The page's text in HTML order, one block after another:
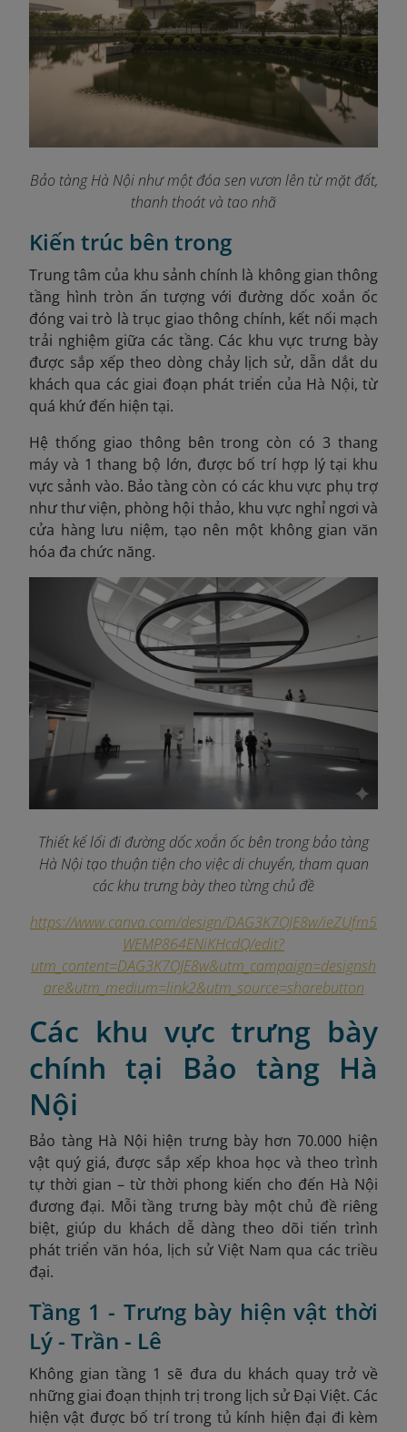
Bảo tàng Hà Nội như một đóa sen vươn lên từ mặt đất,
thanh thoát và tao nhã
Kiến trúc bên trong
Trung tâm của khu sảnh chính là không gian thông
tầng hình tròn ấn tượng với đường dốc xoắn ốc
đóng vai trò là trục giao thông chính, kết nối mạch
trải nghiệm giữa các tầng. Các khu vực trưng bày
được sắp xếp theo dòng chảy lịch sử, dẫn dắt du
khách qua các giai đoạn phát triển của Hà Nội, từ
quá khứ đến hiện tại.
Hệ thống giao thông bên trong còn có 3 thang
máy và 1 thang bộ lớn, được bố trí hợp lý tại khu
vực sảnh vào. Bảo tàng còn có các khu vực phụ trợ
như thư viện, phòng hội thảo, khu vực nghỉ ngơi và
cửa hàng lưu niệm, tạo nên một không gian văn
hóa đa chức năng.
Thiết kế lối đi đường dốc xoắn ốc bên trong bảo tàng
Hà Nội tạo thuận tiện cho việc di chuyển, tham quan
các khu trưng bày theo từng chủ đề
https://www.canva.com/design/DAG3K7OJE8w/ieZUfm5
WEMP864ENiKHcdQ/edit?
utm_content=DAG3K7OJE8w&utm_campaign=designsh
are&utm_medium=link2&utm_source=sharebutton
Các khu vực trưng bày
chính tại Bảo tàng Hà
Nội
Bảo tàng Hà Nội hiện trưng bày hơn 70.000 hiện
vật quý giá, được sắp xếp khoa học và theo trình
tự thời gian – từ thời phong kiến cho đến Hà Nội
đương đại. Mỗi tầng trưng bày một chủ đề riêng
biệt, giúp du khách dễ dàng theo dõi tiến trình
phát triển văn hóa, lịch sử Việt Nam qua các triều
đại.
Tầng 1 - Trưng bày hiện vật thời
Lý - Trần - Lê
Không gian tầng 1 sẽ đưa du khách quay trở về
những giai đoạn thịnh trị trong lịch sử Đại Việt. Các
hiện vật được bố trí trong tủ kính hiện đại đi kèm